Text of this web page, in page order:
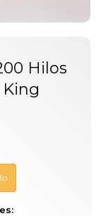
Hilos
King